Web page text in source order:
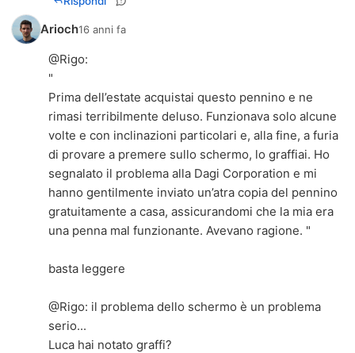
Arioch16 anni fa
@Rigo:
"
Prima dell’estate acquistai questo pennino e ne
rimasi terribilmente deluso. Funzionava solo alcune
volte e con inclinazioni particolari e, alla fine, a furia
di provare a premere sullo schermo, lo graffiai. Ho
segnalato il problema alla Dagi Corporation e mi
hanno gentilmente inviato un’atra copia del pennino
gratuitamente a casa, assicurandomi che la mia era
una penna mal funzionante. Avevano ragione. "
basta leggere
@Rigo: il problema dello schermo è un problema
serio...
Luca hai notato graffi?